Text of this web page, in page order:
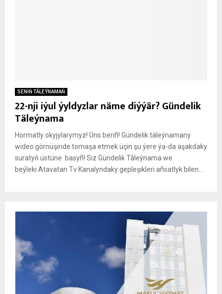
SENIŇ TÄLEÝNAMAŇ
22-nji iýul ýyldyzlar näme diýýär? Gündelik
Täleýnama
Hormatly okyjylarymyz! Üns beriñ! Gündelik täleýnamany
wideo görnüşinde tomaşa etmek üçin şu ýere ýa-da aşakdaky
suratyň üstüne basyñ! Siz Gündelik Tâleýnama we
beýleki Atavatan Tv Kanalyndaky gepleşikleri añsatlyk bilen...